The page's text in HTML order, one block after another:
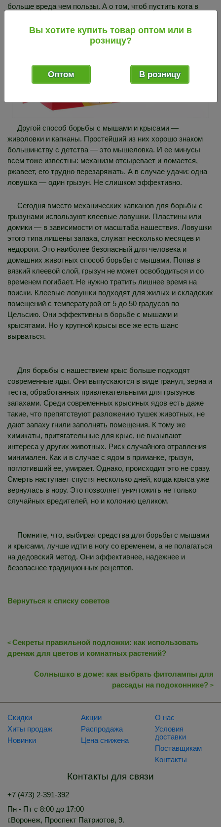
больше вреда чем пользы. А о том, чтоб пустить кота в
Другой способ борьбы с мышами и крысами —
живоловки и капканы. Простейший из них хорошо знаком
большинству с детства — это мышеловка. И ее минусы
всем тоже известны: механизм отсыревает и ломается,
ржавеет, его трудно перезаряжать. А в случае удачи: одна
ловушка — один грызун. Не слишком эффективно.
Сегодня вместо механических капканов для борьбы с
грызунами используют клеевые ловушки. Пластины или
домики — в зависимости от масштаба нашествия. Ловушки
этого типа лишены запаха, служат несколько месяцев и
недороги. Это наиболее безопасный для человека и
домашних животных способ борьбы с мышами. Попав в
вязкий клеевой слой, грызун не может освободиться и со
временем погибает. Не нужно тратить лишнее время на
поиски. Клеевые ловушки подходят для жилых и складских
помещений с температурой от 5 до 50 градусов по
Цельсию. Они эффективны в борьбе с мышами и
крысятами. Но у крупной крысы все же есть шанс
вырваться.
Для борьбы с нашествием крыс больше подходят
современные яды. Они выпускаются в виде гранул, зерна и
теста, обработанных привлекательными для грызунов
запахами. Среди современных крысиных ядов есть даже
такие, что препятствуют разложению тушек животных, не
дают запаху гнили заполнять помещения. К тому же
химикаты, притягательные для крыс, не вызывают
интереса у других животных. Риск случайного отравления
минимален. Как и в случае с ядом в приманке, грызун,
поглотивший ее, умирает. Однако, происходит это не сразу.
Смерть наступает спустя несколько дней, когда крыса уже
вернулась в нору. Это позволяет уничтожить не только
случайных вредителей, но и колонию целиком.
Помните, что, выбирая средства для борьбы с мышами
и крысами, лучше идти в ногу со временем, а не полагаться
на дедовский метод. Они эффективнее, надежнее и
безопаснее традиционных рецептов.
Вернуться к списку советов
< Секреты правильной подложки: как использовать
дренаж для цветов и комнатных растений?
Солнышко в доме: как выбрать фитолампы для
рассады на подоконнике? >
Скидки
Хиты продаж
Новинки
Акции
Распродажа
Цена снижена
О нас
Условия
доставки
Поставщикам
Контакты
Контакты для связи
+7 (473) 2-391-392
Пн - Пт с 8:00 до 17:00
г.Воронеж, Проспект Патриотов, 9.
Вы хотите купить товар оптом или в
розницу?
Оптом В розницу